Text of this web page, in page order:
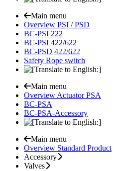
Main menu
Overview PSI / PSD
BC-PSI 222
BC-PSI 422/622
BC-PSD 422/622
Safety Rope switch
Main menu
Overview Actuator PSA
BC-PSA
BC-PSA-Accessory
Main menu
Overview Standard Product
Accessory
Valves